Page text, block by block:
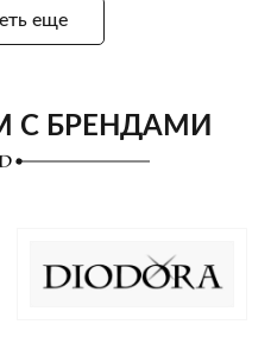
еще
С БРЕНДАМИ